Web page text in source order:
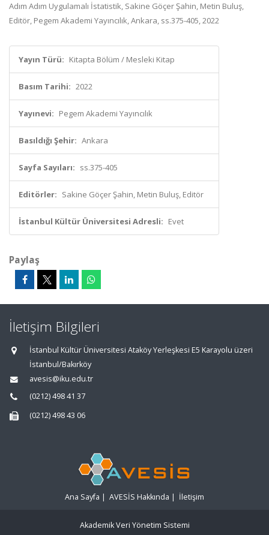
Adım Adım Uygulamalı İstatistik, Sakine Göçer Şahin, Metin Buluş,
Editör, Pegem Akademi Yayıncılık, Ankara, ss.375-405, 2022
Yayın Türü: Kitapta Bölüm / Mesleki Kitap
Basım Tarihi: 2022
Yayınevi: Pegem Akademi Yayıncılık
Basıldığı Şehir: Ankara
Sayfa Sayıları: ss.375-405
Editörler: Sakine Göçer Şahin, Metin Buluş, Editör
İstanbul Kültür Üniversitesi Adresli: Evet
Paylaş
İletişim Bilgileri
İstanbul Kültür Üniversitesi Ataköy Yerleşkesi E5 Karayolu üzeri
İstanbul/Bakırköy
avesis@iku.edu.tr
(0212) 498 41 37
(0212) 498 43 06
Ana Sayfa | AVESİS Hakkında | İletişim
Akademik Veri Yönetim Sistemi